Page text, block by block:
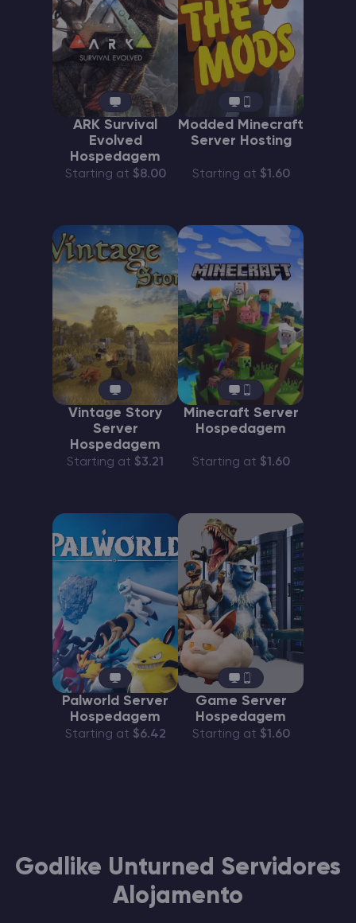
ARK Survival
Evolved
Hospedagem
Starting at $8.00
Modded Minecraft
Server Hosting
Starting at $1.60
Vintage Story
Server
Hospedagem
Starting at $3.21
Minecraft Server
Hospedagem
Starting at $1.60
Palworld Server
Hospedagem
Starting at $6.42
Game Server
Hospedagem
Starting at $1.60
Godlike Unturned Servidores
Alojamento